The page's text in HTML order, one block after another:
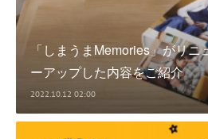
「しまうまMemories」がリ
ーアップした内容をご紹介
2022.10.12 02:00